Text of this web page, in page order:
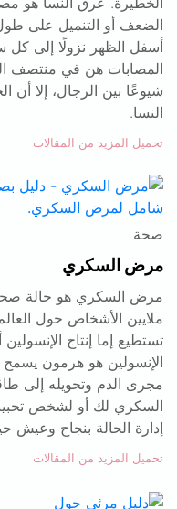
الضعف أو التنميل على
أسفل الظهر نزولًا إلى
المصابات هن في منتصف
شيوعًا بين الرجال، إلا أن
النسا.
تحميل المزيد من المقالات
صحة
مرض السكري
مرض السكري هو حالة
ملايين الأشخاص حول
تستطيع إما إنتاج
الإنسولين هو هرمون يسمح
مجرى الدم وتحويله إلى
السكري لك أو لشخص
إدارة الحالة بنجاح وعيش
تحميل المزيد من المقالات